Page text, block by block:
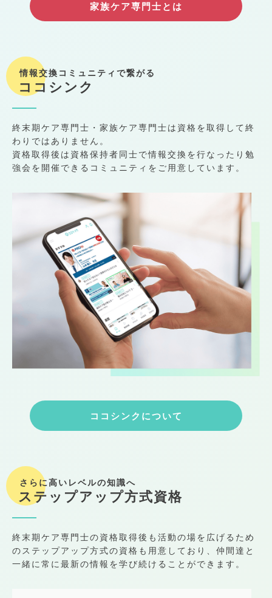
家族ケア専門士とは
情報交換コミュニティで繋がる
ココシンク
終末期ケア専門士・家族ケア専門士は資格を取得して終
わりではありません。
資格取得後は資格保持者同士で情報交換を行なったり勉
強会を開催できるコミュニティをご用意しています。
ココシンクについて
さらに高いレベルの知識へ
ステップアップ方式資格
終末期ケア専門士の資格取得後も活動の場を広げるため
のステップアップ方式の資格も用意しており、仲間達と
一緒に常に最新の情報を学び続けることができます。